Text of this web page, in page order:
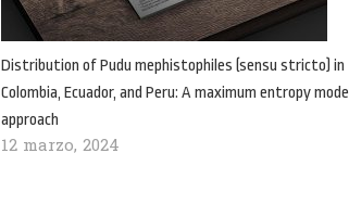
Distribution of Pudu mephistophiles (sensu stricto) in
Colombia, Ecuador, and Peru: A maximum entropy model
approach
12 marzo, 2024